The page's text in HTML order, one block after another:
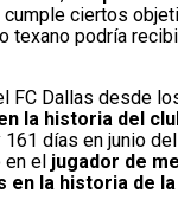
cumple ciertos
texano podría
FC Dallas desde
la historia del
días en junio
en el jugador de
en la historia de la